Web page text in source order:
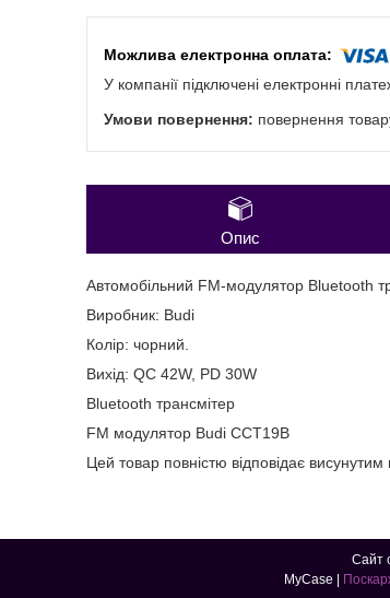
У компанії підключені електронні
повернення
Опис
Автомобільний FM-модулятор Bluetooth
Виробник: Budi
Колір: чорний.
Вихід: QC 42W, PD 30W
Bluetooth трансмітер
FM модулятор Budi CCT19B
Цей товар повністю відповідає висунутим
Сайт